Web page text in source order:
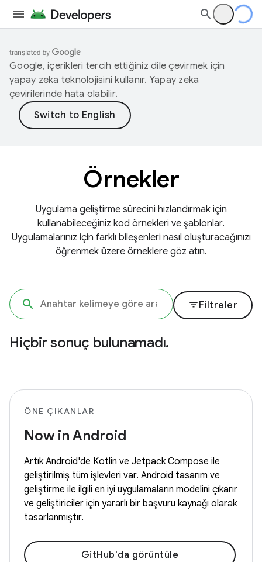
Google, içerikleri tercih ettiğiniz dile çevirmek için
yapay zeka teknolojisini kullanır. Yapay zeka
çevirilerinde hata olabilir.
Örnekler
Uygulama geliştirme sürecini hızlandırmak için
kullanabileceğiniz kod örnekleri ve şablonlar.
Uygulamalarınız için farklı bileşenleri nasıl oluşturacağınızı
öğrenmek üzere örneklere göz atın.
filter_listFiltreler
Hiçbir sonuç bulunamadı.
ÖNE ÇIKANLAR
Now in Android
Artık Android'de Kotlin ve Jetpack Compose ile
geliştirilmiş tüm işlevleri var. Android tasarım ve
geliştirme ile ilgili en iyi uygulamaların modelini çıkarır
ve geliştiriciler için yararlı bir başvuru kaynağı olarak
tasarlanmıştır.
GitHub'da görüntüle